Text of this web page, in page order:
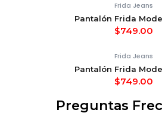
Frida Jeans
Pantalón Frida
$749.00
Frida Jeans
Pantalón Frida
$749.00
Preguntas